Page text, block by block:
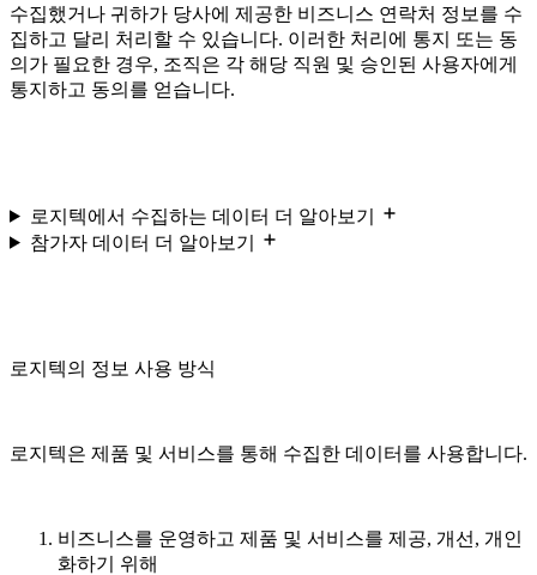
수집했거나 귀하가 당사에 제공한 비즈니스 연락처 정보를 수
집하고 달리 처리할 수 있습니다. 이러한 처리에 통지 또는 동
의가 필요한 경우, 조직은 각 해당 직원 및 승인된 사용자에게
통지하고 동의를 얻습니다.
로지텍에서 수집하는 데이터 더 알아보기
참가자 데이터 더 알아보기
로지텍의 정보 사용 방식
로지텍은 제품 및 서비스를 통해 수집한 데이터를 사용합니다.
비즈니스를 운영하고 제품 및 서비스를 제공, 개선, 개인
화하기 위해